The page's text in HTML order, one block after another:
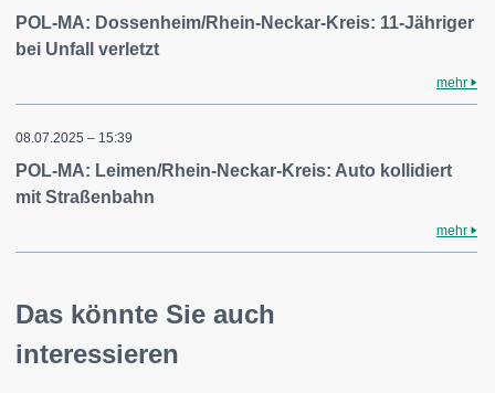
POL-MA: Dossenheim/Rhein-Neckar-Kreis: 11-Jähriger
bei Unfall verletzt
mehr
08.07.2025 – 15:39
POL-MA: Leimen/Rhein-Neckar-Kreis: Auto kollidiert
mit Straßenbahn
mehr
Das könnte Sie auch
interessieren